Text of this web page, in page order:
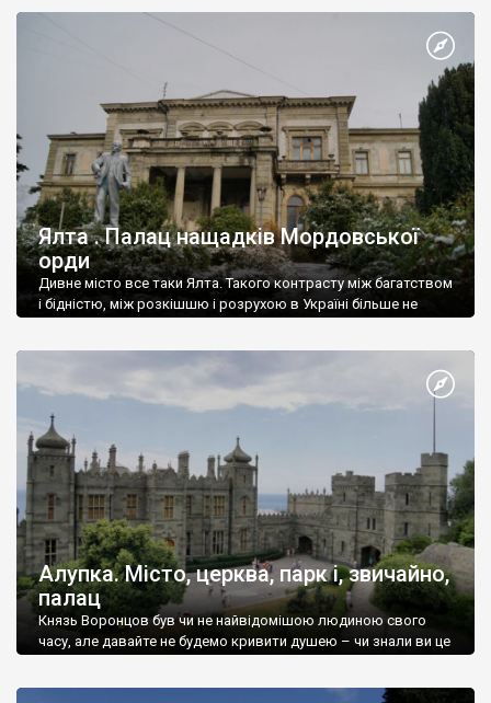
Ялта . Палац нащадків Мордовської
орди
Дивне місто все таки Ялта. Такого контрасту між багатством
і бідністю, між розкішшю і розрухою в Україні більше не
Алупка. Місто, церква, парк і, звичайно,
палац
Князь Воронцов був чи не найвідомішою людиною свого
часу, але давайте не будемо кривити душею – чи знали ви це